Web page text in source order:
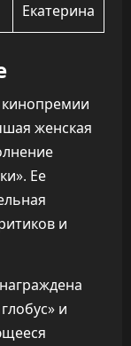
Екатерина
женская
Ее
и
и